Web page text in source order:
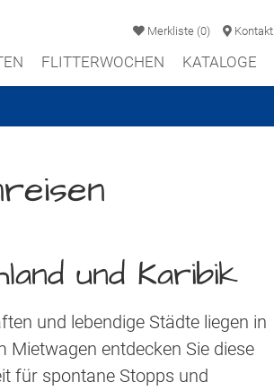
Merkliste (0) Kontakt
FLITTERWOCHEN KATALOGE
und Karibik
und lebendige Städte liegen in
entdecken Sie diese
für spontane Stopps und